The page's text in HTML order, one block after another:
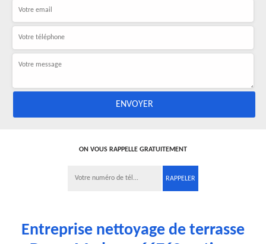
ON VOUS RAPPELLE GRATUITEMENT
Entreprise nettoyage de terrasse